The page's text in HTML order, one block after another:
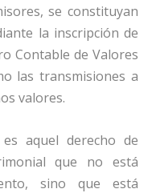
se constituyan
la inscripción de
Contable de Valores
las transmisiones a
valores.
es aquel derecho de
que no está
sino que está